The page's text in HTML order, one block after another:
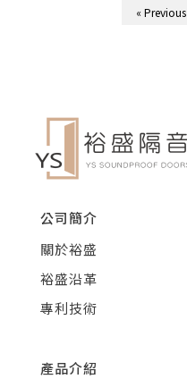
« Previous
公司簡介
關於裕盛
裕盛沿革
專利技術
產品介紹